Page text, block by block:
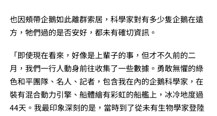
也因頰帶企鵝如此離群索居，科學家對有多少隻企鵝在遠
方，牠們過的是否安好，都未有確切資訊。
「即使現在看來，好像是上輩子的事，但才不久前的二
月，我們一行人動身前往收集了一些數據。勇敢無懼的綠
色和平團隊、名人、記者，包含我在內的企鵝科學家，在
裝有混合動力引擎、船體繪有彩虹的船艦上，冰冷地度過
44天。我最印象深刻的是，當時到了從未有生物學家登陸